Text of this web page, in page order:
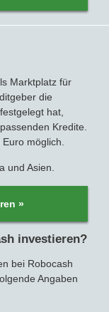
Marktplatz für
die
hat,
Kredite.
möglich.
und Asien.
»
investieren?
bei Robocash
Angaben